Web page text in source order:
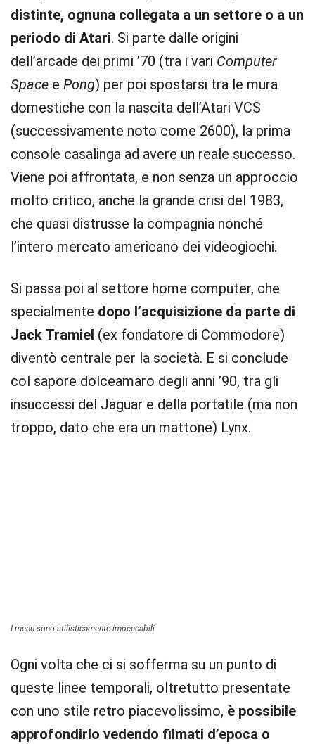
distinte, ognuna collegata a un settore o a un
periodo di Atari. Si parte dalle origini
dell’arcade dei primi ’70 (tra i vari Computer
Space e Pong) per poi spostarsi tra le mura
domestiche con la nascita dell’Atari VCS
(successivamente noto come 2600), la prima
console casalinga ad avere un reale successo.
Viene poi affrontata, e non senza un approccio
molto critico, anche la grande crisi del 1983,
che quasi distrusse la compagnia nonché
l’intero mercato americano dei videogiochi.
Si passa poi al settore home computer, che
specialmente dopo l’acquisizione da parte di
Jack Tramiel (ex fondatore di Commodore)
diventò centrale per la società. E si conclude
col sapore dolceamaro degli anni ’90, tra gli
insuccessi del Jaguar e della portatile (ma non
troppo, dato che era un mattone) Lynx.
I menu sono stilisticamente impeccabili
Ogni volta che ci si sofferma su un punto di
queste linee temporali, oltretutto presentate
con uno stile retro piacevolissimo, è possibile
approfondirlo vedendo filmati d’epoca o